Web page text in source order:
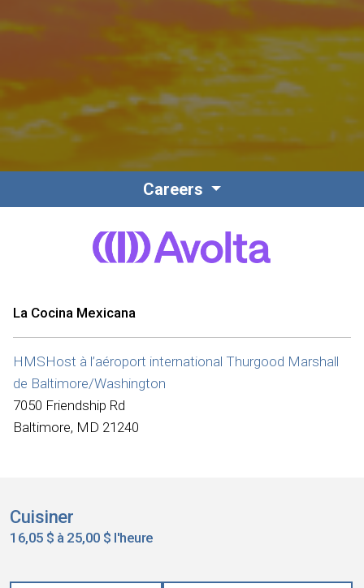
Careers
La Cocina Mexicana
HMSHost à l’aéroport international Thurgood Marshall
de Baltimore/Washington
7050 Friendship Rd
Baltimore, MD 21240
Cuisiner
16,05 $ à 25,00 $ l'heure